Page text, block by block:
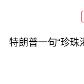
特朗普一句“珍珠